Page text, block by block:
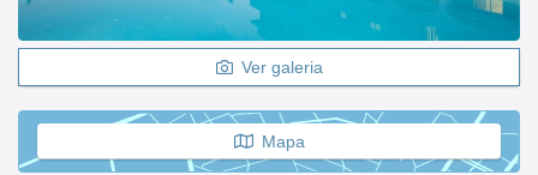
Ver galeria
Mapa